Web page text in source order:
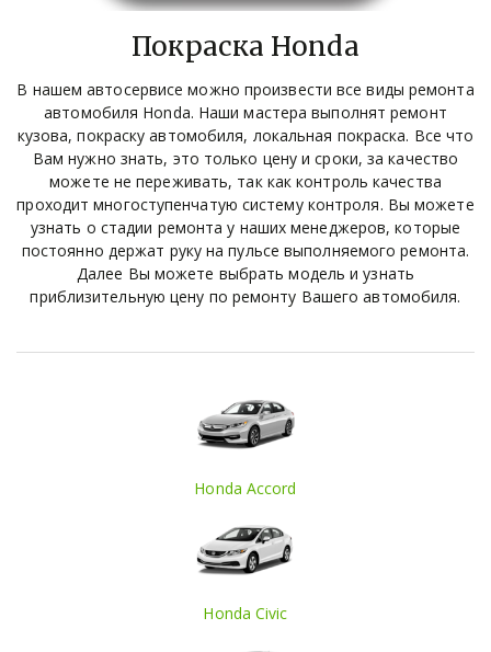
Покраска Honda
В нашем автосервисе можно произвести все виды ремонта
автомобиля Honda. Наши мастера выполнят ремонт
кузова, покраску автомобиля, локальная покраска. Все что
Вам нужно знать, это только цену и сроки, за качество
можете не переживать, так как контроль качества
проходит многоступенчатую систему контроля. Вы можете
узнать о стадии ремонта у наших менеджеров, которые
постоянно держат руку на пульсе выполняемого ремонта.
Далее Вы можете выбрать модель и узнать
приблизительную цену по ремонту Вашего автомобиля.
Honda Accord
Honda Civic